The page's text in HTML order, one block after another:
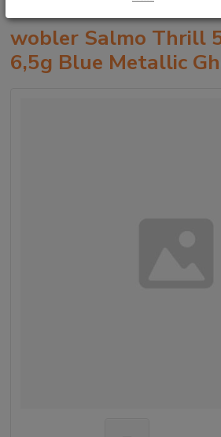
wobler Salmo Thrill 5 BMG 5cm 6,5g Blue Metallic
wobler Salmo Thrill
6,5g Blue Metallic